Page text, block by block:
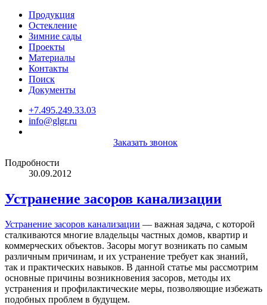
Продукция
Остекление
Зимние сады
Проекты
Материалы
Контакты
Поиск
Документы
+7.495.249.33.03
info@glgr.ru
Заказать звонок
Подробности
30.09.2012
Устранение засоров канализации
Устранение засоров канализации — важная задача, с которой
сталкиваются многие владельцы частных домов, квартир и
коммерческих объектов. Засоры могут возникать по самым
различным причинам, и их устранение требует как знаний,
так и практических навыков. В данной статье мы рассмотрим
основные причины возникновения засоров, методы их
устранения и профилактические меры, позволяющие избежать
подобных проблем в будущем.